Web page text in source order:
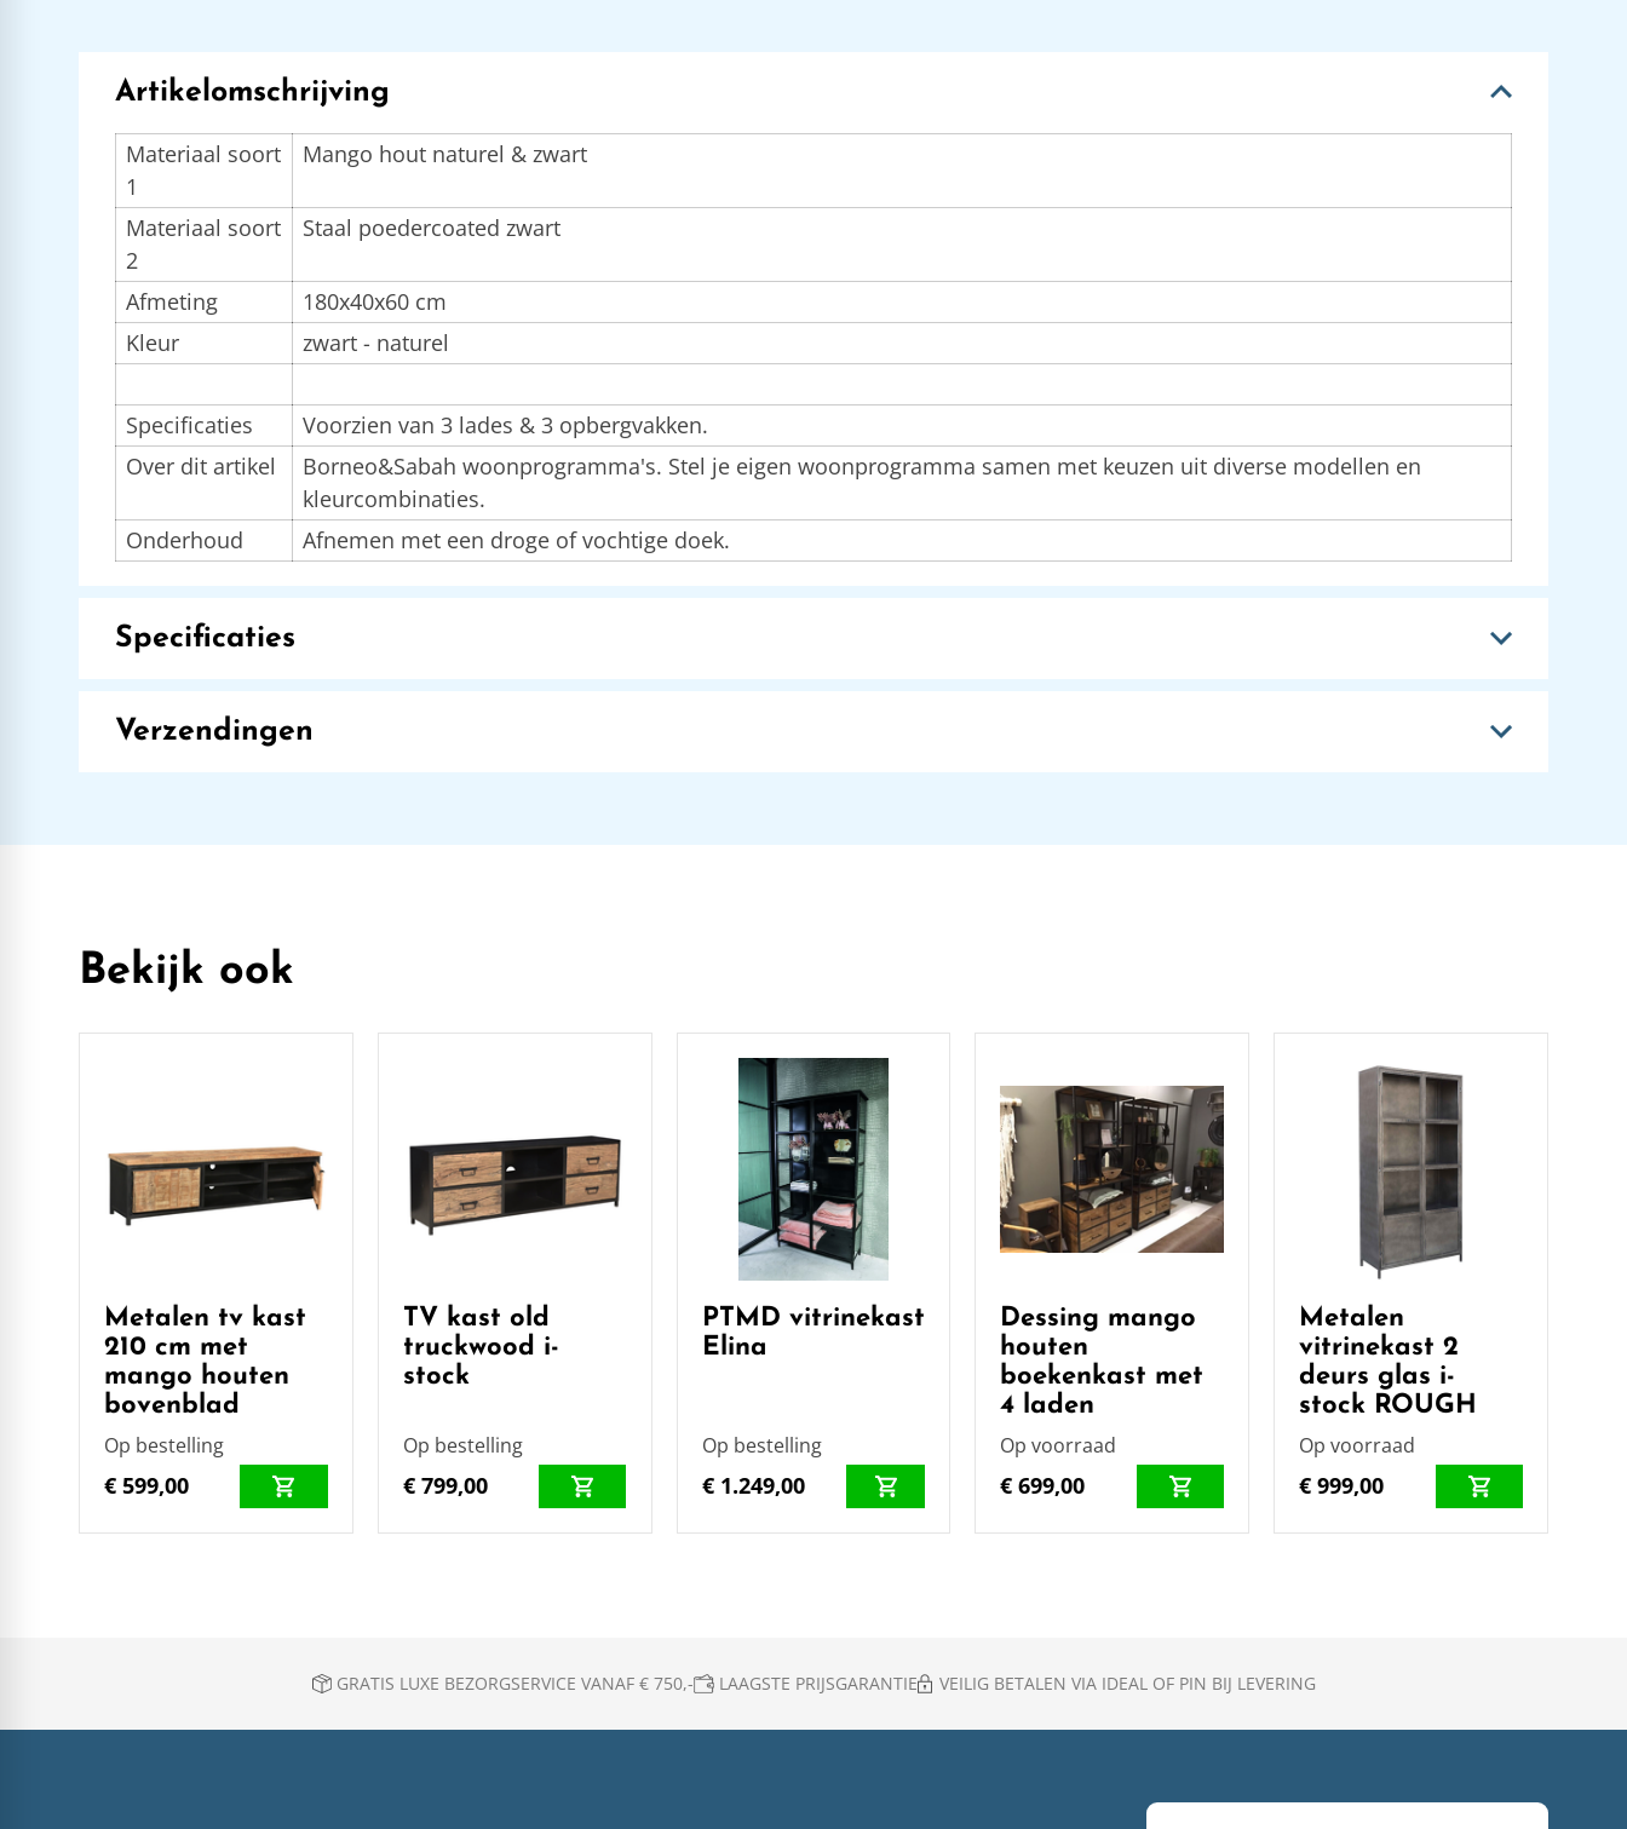
Artikelomschrijving
Materiaal soort
1
Mango hout naturel & zwart
Materiaal soort
2
Staal poedercoated zwart
Afmeting
180x40x60 cm
Kleur
zwart - naturel
Specificaties
Voorzien van 3 lades & 3 opbergvakken.
Over dit artikel
Borneo&Sabah woonprogramma's. Stel je eigen woonprogramma samen met keuzen uit diverse modellen en
kleurcombinaties.
Onderhoud
Afnemen met een droge of vochtige doek.
Specificaties
Verzendingen
Bekijk ook
Metalen tv kast
210 cm met
mango houten
bovenblad
Op bestelling
€ 599,00
TV kast old
truckwood i-
stock
Op bestelling
€ 799,00
PTMD vitrinekast
Elina
Op bestelling
€ 1.249,00
Dessing mango
houten
boekenkast met
4 laden
Op voorraad
€ 699,00
Metalen
vitrinekast 2
deurs glas i-
stock ROUGH
Op voorraad
€ 999,00
GRATIS LUXE BEZORGSERVICE VANAF € 750,- LAAGSTE PRIJSGARANTIE VEILIG BETALEN VIA IDEAL OF PIN BIJ LEVERING